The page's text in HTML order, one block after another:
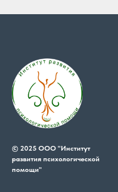
© 2025 ООО "Институт
развития психологической
помощи"